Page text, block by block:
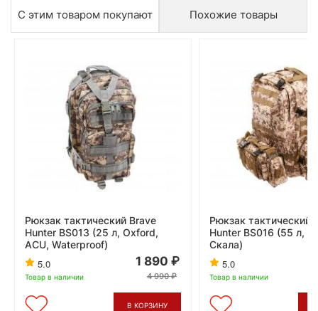
С этим товаром покупают Похожие товары
Рюкзак тактический Brave
Hunter BS013 (25 л, Oxford,
ACU, Waterproof)
5.0
Товар в наличии
1 890
4 990
В КОРЗИНУ
Рюкзак тактический
Hunter BS016 (55 л,
Скала)
5.0
Товар в наличии